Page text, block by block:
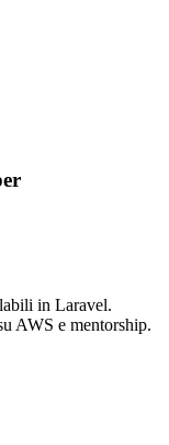
in Laravel.
AWS e mentorship.